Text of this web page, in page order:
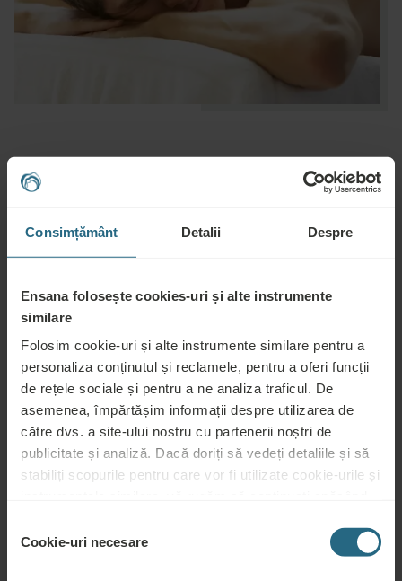
Consimțământ Detalii Despre
Ensana folosește cookies-uri și alte instrumente
similare
Folosim cookie-uri și alte instrumente similare pentru a
personaliza conținutul și reclamele, pentru a oferi funcții
de rețele sociale și pentru a ne analiza traficul. De
asemenea, împărtășim informații despre utilizarea de
către dvs. a site-ului nostru cu partenerii noștri de
publicitate și analiză. Dacă doriți să vedeți detaliile și să
stabiliți scopurile pentru care vor fi utilizate cookie-urile și
clienți, continuați cu butonul „Activați tot”.
consimțământului
Cookie-uri necesare
Vă rugăm să ne contactați pentru orice întrebare legată de hotelurile noastre
Ensana, sau de serviciile noastre. Pentru întrebări și răspunsuri legate de
Rezervări
Rezervați cele mai bune oferte aici. Dacă doriți să vă înscrieți în programul
nostru de loialitate pentru reduceri și beneficii suplimentare sau pur și simplu
doriți să primiți buletine informative despre toate noutățile, faceți click aici.